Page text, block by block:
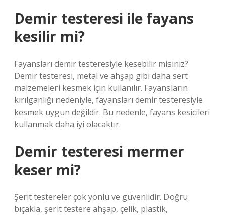
Demir testeresi ile fayans
kesilir mi?
Fayansları demir testeresiyle kesebilir misiniz?
Demir testeresi, metal ve ahşap gibi daha sert
malzemeleri kesmek için kullanılır. Fayansların
kırılganlığı nedeniyle, fayansları demir testeresiyle
kesmek uygun değildir. Bu nedenle, fayans kesicileri
kullanmak daha iyi olacaktır.
Demir testeresi mermer
keser mi?
Şerit testereler çok yönlü ve güvenlidir. Doğru
bıçakla, şerit testere ahşap, çelik, plastik,